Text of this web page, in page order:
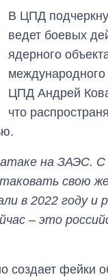
В ЦПД
ведет боевых
ядерного
ЦПД Андрей
что
на ЗАЭС. С
свою
в 2022 году и
– это
фейки